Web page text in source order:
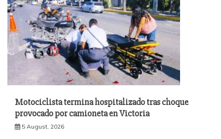
Motociclista termina hospitalizado tras choque
provocado por camioneta en Victoria
5 August, 2026